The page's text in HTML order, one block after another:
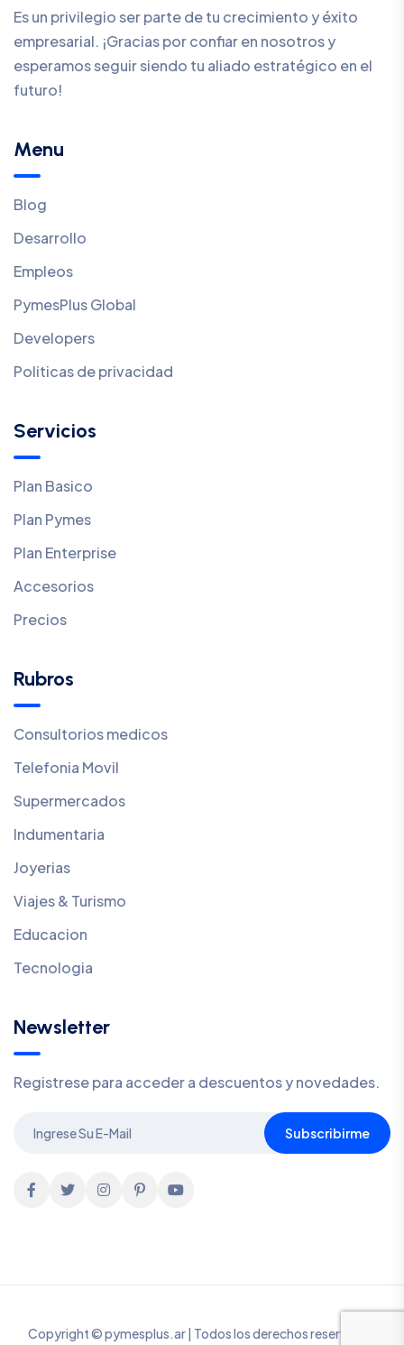
Es un privilegio ser parte de tu crecimiento y éxito
empresarial. ¡Gracias por confiar en nosotros y
esperamos seguir siendo tu aliado estratégico en el
futuro!
Menu
Blog
Desarrollo
Empleos
PymesPlus Global
Developers
Politicas de privacidad
Servicios
Plan Basico
Plan Pymes
Plan Enterprise
Accesorios
Precios
Rubros
Consultorios medicos
Telefonia Movil
Supermercados
Indumentaria
Joyerias
Viajes & Turismo
Educacion
Tecnologia
Newsletter
Registrese para acceder a descuentos y novedades.
Subscribirme
Copyright © pymesplus.ar | Todos los derechos reservados